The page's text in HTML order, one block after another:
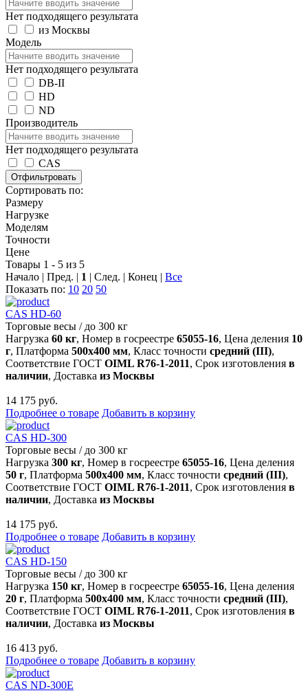
Нет подходящего результата
из Москвы
Модель
Нет подходящего результата
DB-II
HD
ND
Производитель
Нет подходящего результата
CAS
Сортировать по:
Размеру
Нагрузке
Моделям
Точности
Цене
Товары 1 - 5 из 5
Начало | Пред. | 1 | След. | Конец | Все
Показать по: 10 20 50
CAS HD-60
Торговые весы / до 300 кг
Нагрузка 60 кг, Номер в госреестре 65055-16, Цена деления 10
г, Платформа 500х400 мм, Класс точности средний (III),
Соответствие ГОСТ OIML R76-1-2011, Срок изготовления в
наличии, Доставка из Москвы
14 175 руб.
Подробнее о товаре Добавить в корзину
CAS HD-300
Торговые весы / до 300 кг
Нагрузка 300 кг, Номер в госреестре 65055-16, Цена деления
50 г, Платформа 500х400 мм, Класс точности средний (III),
Соответствие ГОСТ OIML R76-1-2011, Срок изготовления в
наличии, Доставка из Москвы
14 175 руб.
Подробнее о товаре Добавить в корзину
CAS HD-150
Торговые весы / до 300 кг
Нагрузка 150 кг, Номер в госреестре 65055-16, Цена деления
20 г, Платформа 500х400 мм, Класс точности средний (III),
Соответствие ГОСТ OIML R76-1-2011, Срок изготовления в
наличии, Доставка из Москвы
16 413 руб.
Подробнее о товаре Добавить в корзину
CAS ND-300E